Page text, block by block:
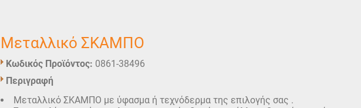
Μεταλλικό ΣΚΑΜΠΟ
Κωδικός Προϊόντος: 0861-38496
Περιγραφή
Μεταλλικό ΣΚΑΜΠΟ με ύφασμα ή τεχνόδερμα της επιλογής σας .